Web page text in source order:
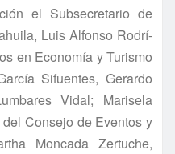
el Subsecretario de
Luis Alfonso Rodrí­
en Economí­a y Turismo
Sifuentes, Gerardo
Vidal; Marisela
Consejo de Eventos y
Moncada Zertuche,